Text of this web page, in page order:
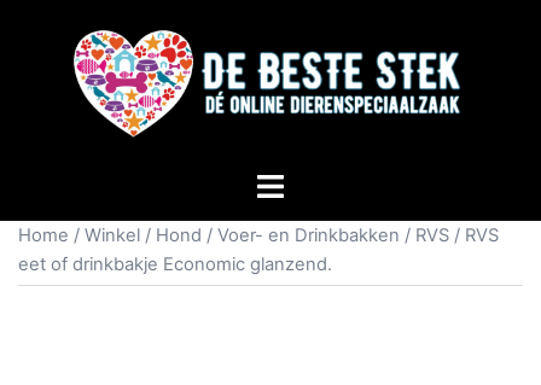
Home / Winkel / Hond / Voer- en Drinkbakken / RVS / RVS
eet of drinkbakje Economic glanzend.